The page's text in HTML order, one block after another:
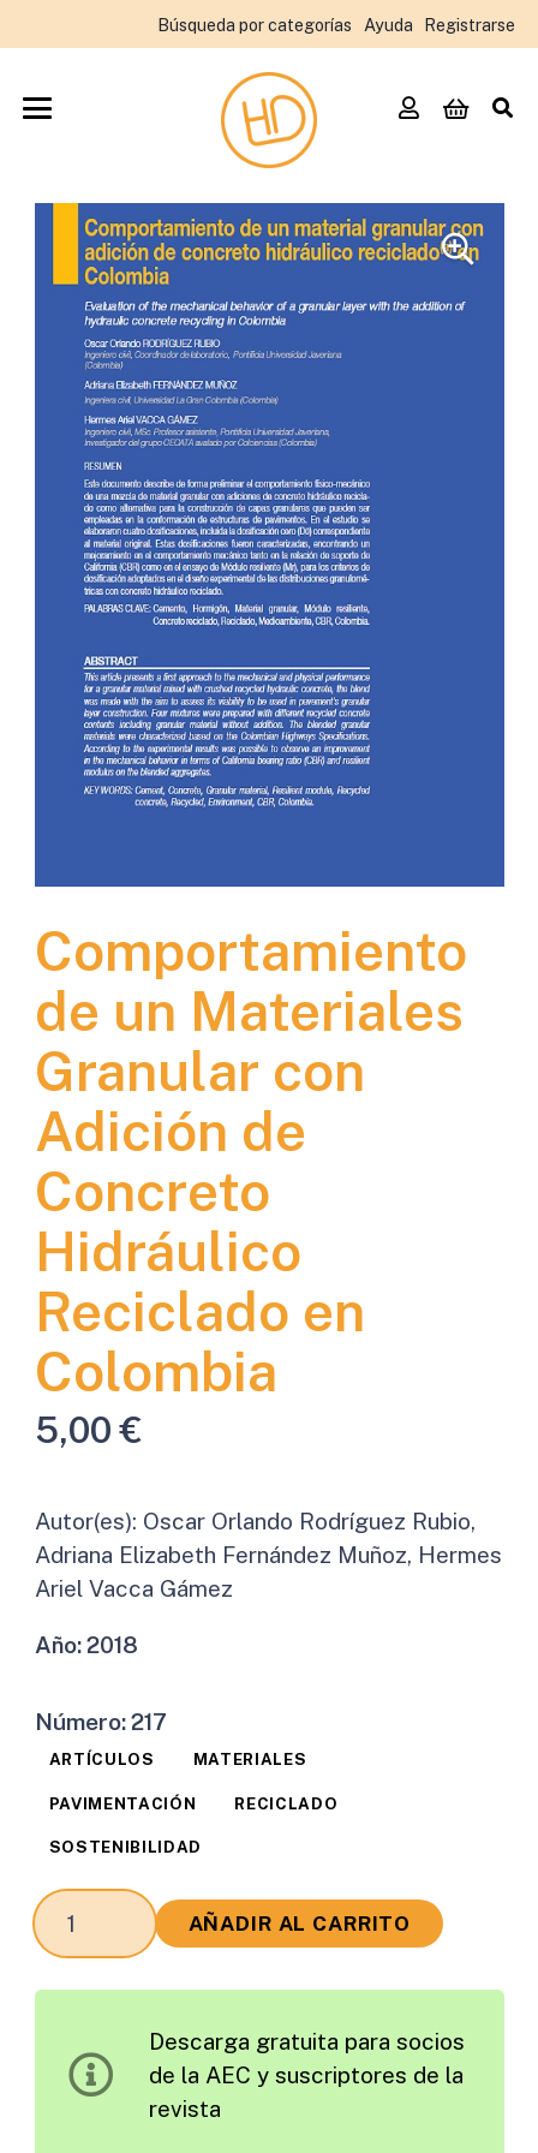
Búsqueda por categorías Ayuda Registrarse
Comportamiento
de un Materiales
Granular con
Adición de
Concreto
Hidráulico
Reciclado en
Colombia
5,00€
Autor(es): Oscar Orlando Rodríguez Rubio,
Adriana Elizabeth Fernández Muñoz, Hermes
Ariel Vacca Gámez
Año:2018
Número:217
ARTÍCULOS MATERIALES
PAVIMENTACIÓN RECICLADO
SOSTENIBILIDAD
Comportamiento
de
con
AÑADIR AL CARRITO
Descarga gratuita para socios
de la AEC y suscriptores de la
revista